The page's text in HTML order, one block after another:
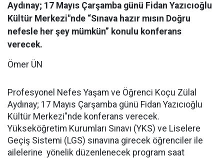
Aydınay; 17 Mayıs Çarşamba günü Fidan Yazıcıoğlu
Kültür Merkezi"nde “Sınava hazır mısın Doğru
nefesle her şey mümkün” konulu konferans
verecek.
Ömer ÜN
Profesyonel Nefes Yaşam ve Öğrenci Koçu Zülal
Aydınay; 17 Mayıs Çarşamba günü Fidan Yazıcıoğlu
Kültür Merkezi"nde konferans verecek.
Yükseköğretim Kurumları Sınavı (YKS) ve Liselere
Geçiş Sistemi (LGS) sınavına girecek öğrenciler ile
ailelerine yönelik düzenlenecek program saat